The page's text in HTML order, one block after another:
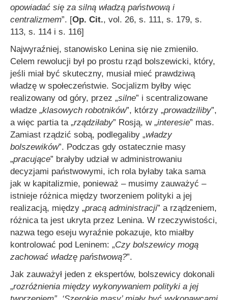
opowiadać się za silną władzą państwową i
centralizmem”. [Op. Cit., vol. 26, s. 111, s. 179, s.
113, s. 114 i s. 116]
Najwyraźniej, stanowisko Lenina się nie zmieniło.
Celem rewolucji był po prostu rząd bolszewicki, który,
jeśli miał być skuteczny, musiał mieć prawdziwą
władzę w społeczeństwie. Socjalizm byłby więc
realizowany od góry, przez „silne” i scentralizowane
władze „klasowych robotników”, którzy „prowadziliby”,
a więc partia ta „rządziłaby” Rosją, w „interesie” mas.
Zamiast rządzić sobą, podlegaliby „władzy
bolszewików”. Podczas gdy ostatecznie masy
„pracujące” brałyby udział w administrowaniu
decyzjami państwowymi, ich rola byłaby taka sama
jak w kapitalizmie, ponieważ – musimy zauważyć –
istnieje różnica między tworzeniem polityki a jej
realizacją, między „pracą administracji” a rządzeniem,
różnica ta jest ukryta przez Lenina. W rzeczywistości,
nazwa tego eseju wyraźnie pokazuje, kto miałby
kontrolować pod Leninem: „Czy bolszewicy mogą
zachować władzę państwową?”.
Jak zauważył jeden z ekspertów, bolszewicy dokonali
„rozróżnienia między wykonywaniem polityki a jej